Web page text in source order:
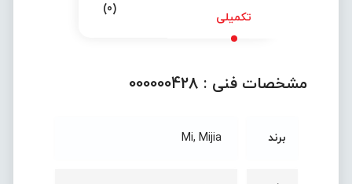
تکمیلی
(0)
مشخصات فنی : 000000428
برند Mi, Mijia